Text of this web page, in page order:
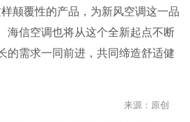
颠覆性的产品，为新风空调这一品
海信空调也将从这个全新起点不断
的需求一同前进，共同缔造舒适健
来源：原创